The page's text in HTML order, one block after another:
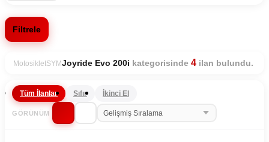
Filtrele
MotosikletSYMJoyride Evo 200i kategorisinde 4 ilan bulundu.
Tüm İlanlar Sıfır İkinci El
GÖRÜNÜM